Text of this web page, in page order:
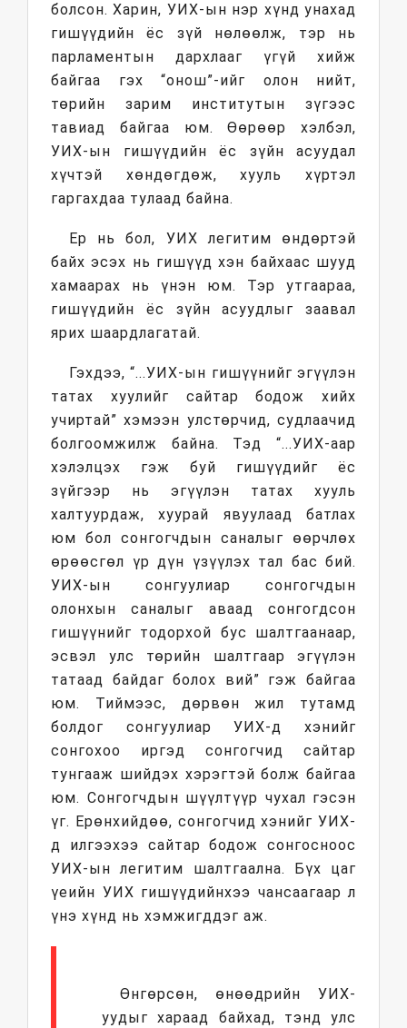
болсон. Харин, УИХ-ын нэр хүнд унахад
гишүүдийн ёс зүй нөлөөлж, тэр нь
парламентын дархлааг үгүй хийж
байгаа гэх “онош”-ийг олон нийт,
төрийн зарим институтын зүгээс
тавиад байгаа юм. Өөрөөр хэлбэл,
УИХ-ын гишүүдийн ёс зүйн асуудал
хүчтэй хөндөгдөж, хууль хүртэл
гаргахдаа тулаад байна.
Ер нь бол, УИХ легитим өндөртэй
байх эсэх нь гишүүд хэн байхаас шууд
хамаарах нь үнэн юм. Тэр утгаараа,
гишүүдийн ёс зүйн асуудлыг заавал
ярих шаардлагатай.
Гэхдээ, “...УИХ-ын гишүүнийг эгүүлэн
татах хуулийг сайтар бодож хийх
учиртай” хэмээн улстөрчид, судлаачид
болгоомжилж байна. Тэд “...УИХ-аар
хэлэлцэх гэж буй гишүүдийг ёс
зүйгээр нь эгүүлэн татах хууль
халтуурдаж, хуурай явуулаад батлах
юм бол сонгогчдын саналыг өөрчлөх
өрөөсгөл үр дүн үзүүлэх тал бас бий.
УИХ-ын сонгуулиар сонгогчдын
олонхын саналыг аваад сонгогдсон
гишүүнийг тодорхой бус шалтгаанаар,
эсвэл улс төрийн шалтгаар эгүүлэн
татаад байдаг болох вий” гэж байгаа
юм. Тиймээс, дөрвөн жил тутамд
болдог сонгуулиар УИХ-д хэнийг
сонгохоо иргэд сонгогчид сайтар
тунгааж шийдэх хэрэгтэй болж байгаа
юм. Сонгогчдын шүүлтүүр чухал гэсэн
үг. Ерөнхийдөө, сонгогчид хэнийг УИХ-
д илгээхээ сайтар бодож сонгосноос
УИХ-ын легитим шалтгаална. Бүх цаг
үеийн УИХ гишүүдийнхээ чансаагаар л
үнэ хүнд нь хэмжигддэг аж.
Өнгөрсөн, өнөөдрийн УИХ-
уудыг хараад байхад, тэнд улс